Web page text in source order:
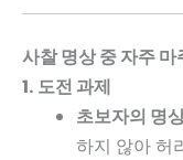
사찰 명상 중 자주
1. 도전 과제
초보자의 명
하지 않아 허